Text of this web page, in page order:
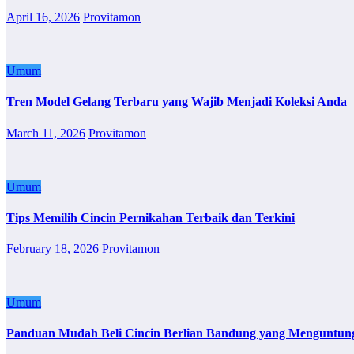
April 16, 2026 Provitamon
Umum
Tren Model Gelang Terbaru yang Wajib Menjadi Koleksi Anda
March 11, 2026 Provitamon
Umum
Tips Memilih Cincin Pernikahan Terbaik dan Terkini
February 18, 2026 Provitamon
Umum
Panduan Mudah Beli Cincin Berlian Bandung yang